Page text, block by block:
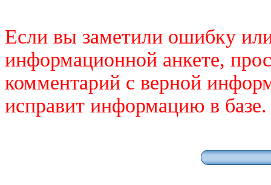
Если вы заметили ошибку
информационной анкете,
комментарий с верной
исправит информацию в базе.